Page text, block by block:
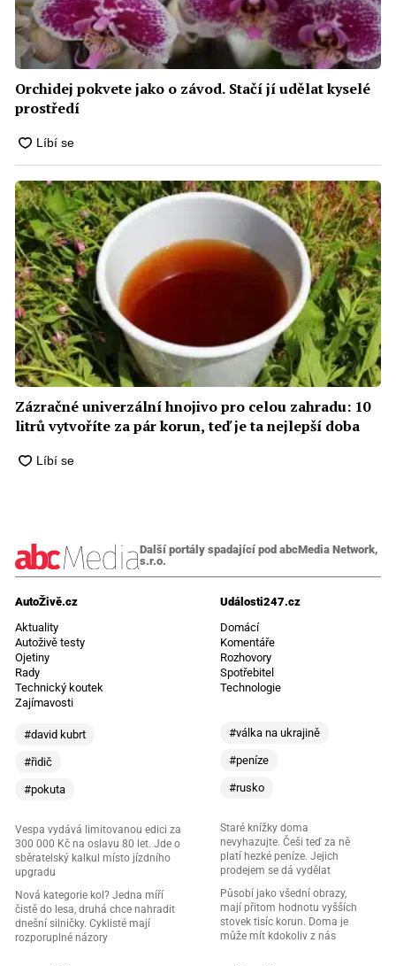
Orchidej pokvete jako o závod. Stačí jí udělat kyselé
prostředí
Zázračné univerzální hnojivo pro celou zahradu: 10
litrů vytvoříte za pár korun, teď je ta nejlepší doba
Další portály spadající pod abcMedia Network,
s.r.o.
AutoŽivě.cz
Aktuality
Autoživě testy
Ojetiny
Rady
Technický koutek
Zajímavosti
#david kubrt
#řidič
#pokuta
Vespa vydává limitovanou edici za
300 000 Kč na oslavu 80 let. Jde o
sběratelský kalkul místo jízdního
upgradu
Nová kategorie kol? Jedna míří
čistě do lesa, druhá chce nahradit
dnešní silničky. Cyklisté mají
rozporuplné názory
Události247.cz
Domácí
Komentáře
Rozhovory
Spotřebitel
Technologie
#válka na ukrajině
#peníze
#rusko
Staré knížky doma
nevyhazujte. Češi teď za ně
platí hezké peníze. Jejich
prodejem se dá vydělat
Působí jako všední obrazy,
mají přitom hodnotu vyšších
stovek tisíc korun. Doma je
může mít kdokoliv z nás